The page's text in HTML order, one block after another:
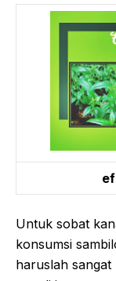
Untuk sobat
konsumsi
haruslah